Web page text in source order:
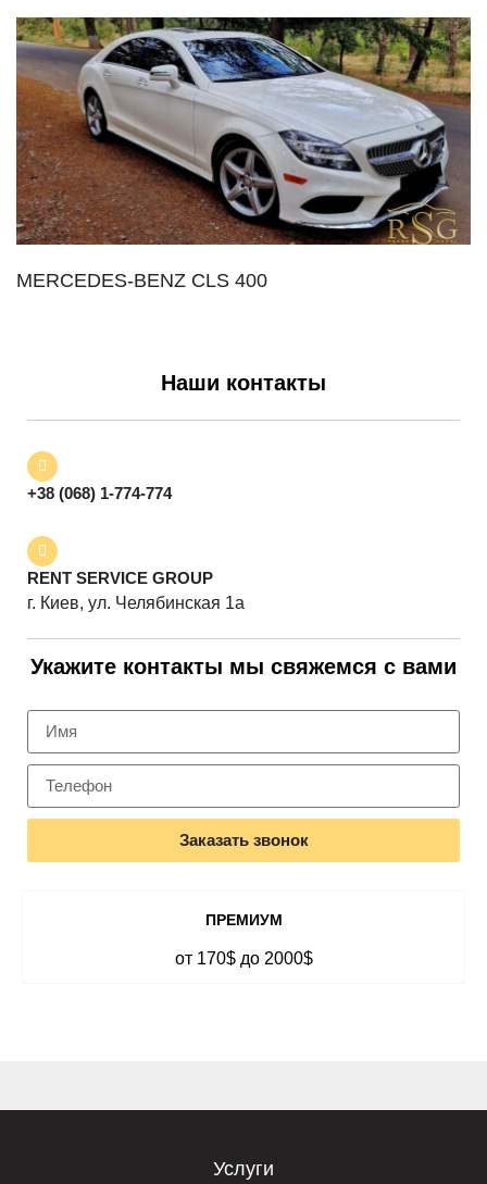
MERCEDES-BENZ CLS 400
Наши контакты
+38 (068) 1-774-774
RENT SERVICE GROUP
г. Киев, ул. Челябинская 1а
Укажите контакты мы свяжемся с вами
Заказать звонок
ПРЕМИУМ
от 170$ до 2000$
Услуги